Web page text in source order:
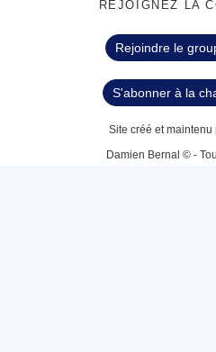
REJOIGNEZ LA
Rejoindre le
S'abonner à la
Site créé et maintenu
Damien Bernal © -